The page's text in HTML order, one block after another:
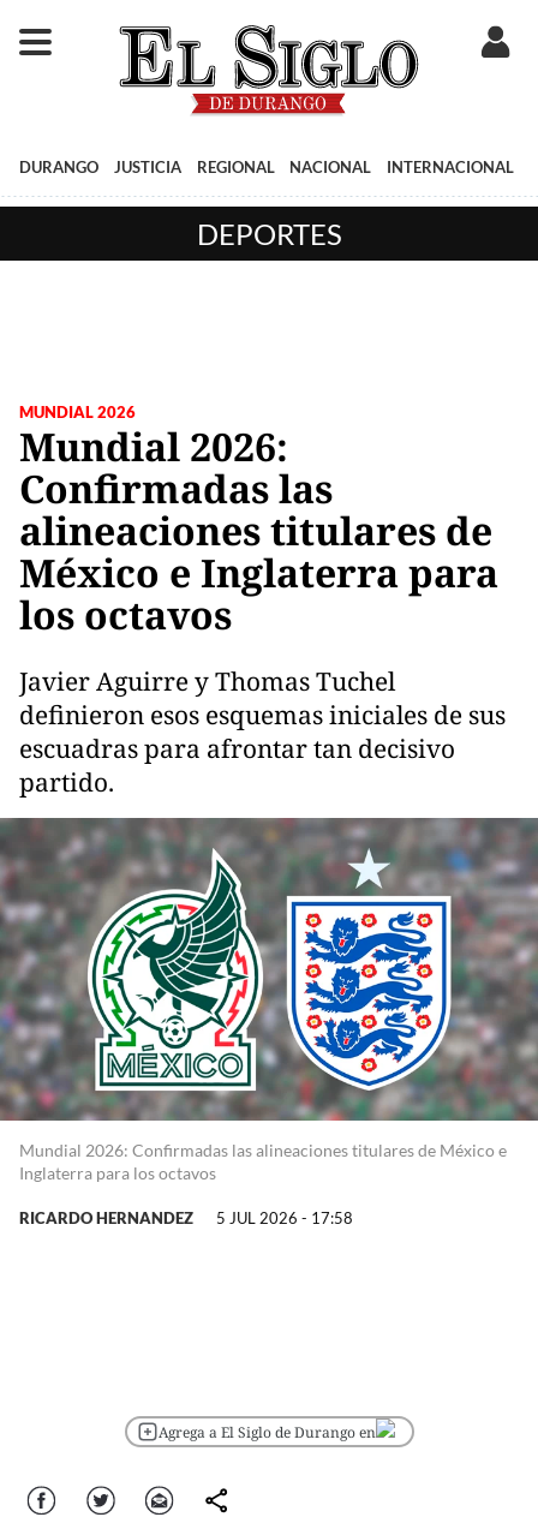
DURANGO JUSTICIA REGIONAL NACIONAL INTERNACIONAL
DEPORTES
MUNDIAL 2026
Mundial 2026:
Confirmadas las
alineaciones titulares de
México e Inglaterra para
los octavos
Javier Aguirre y Thomas Tuchel
definieron esos esquemas iniciales de sus
escuadras para afrontar tan decisivo
partido.
Mundial 2026: Confirmadas las alineaciones titulares de México e
Inglaterra para los octavos
RICARDO HERNANDEZ 5 JUL 2026 - 17:58
Agrega a El Siglo de Durango en
Facebook Twitter Correo comparte